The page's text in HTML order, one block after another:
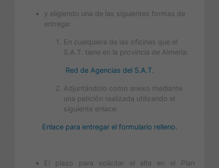
y eligiendo una de las siguientes formas de
entrega:​
En cualquiera de las oficinas que el
S.A.T. tiene en la provincia de Almería:
Red de Agencias del S.A.T.
Adjuntándolo como anexo mediante
una petición realizada utilizando el
siguiente enlace:
Enlace para entregar el formulario relleno.
El plazo para solicitar el alta en el Plan